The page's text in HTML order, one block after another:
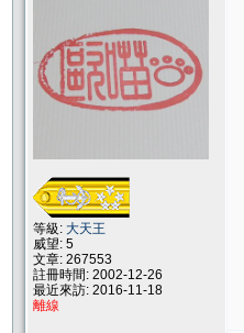
等級: 大天王
威望: 5
文章: 267553
註冊時間: 2002-12-26
最近來訪: 2016-11-18
離線